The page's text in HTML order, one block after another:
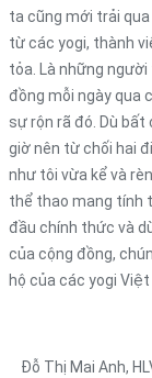
ta cũng mới trải
từ các yogi, thành
tỏa. Là những
đồng mỗi ngày qua
sự rộn rã đó. Dù
giờ nên từ chối hai
như tôi vừa kể và
thể thao mang tính
đầu chính thức và
của cộng đồng,
hộ của các yogi Việt
Đỗ Thị Mai Anh,